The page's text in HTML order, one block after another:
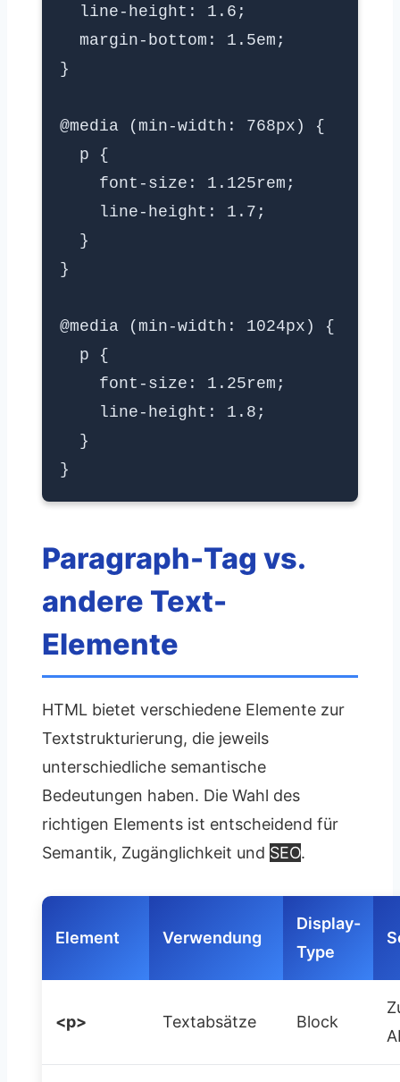
line-height: 1.6;
margin-bottom: 1.5em;
}
@media (min-width: 768px) {
p {
font-size: 1.125rem;
line-height: 1.7;
}
}
@media (min-width: 1024px) {
p {
font-size: 1.25rem;
line-height: 1.8;
}
}
Paragraph-Tag vs.
andere Text-
Elemente
HTML bietet verschiedene Elemente zur
Textstrukturierung, die jeweils
unterschiedliche semantische
Bedeutungen haben. Die Wahl des
richtigen Elements ist entscheidend für
Semantik, Zugänglichkeit und SEO.
Element Verwendung
Display-
Type
<p> Textabsätze Block